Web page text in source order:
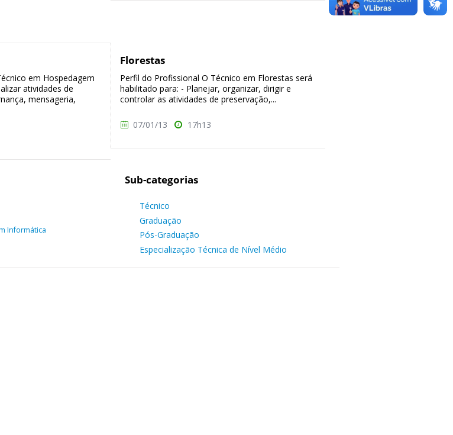
em Hospedagem
atividades de
mensageria,
Florestas
Perfil do Profissional O Técnico em Florestas será
habilitado para: - Planejar, organizar, dirigir e
controlar as atividades de preservação,...
07/01/13 17h13
Informática
Sub-categorias
Técnico
Graduação
Pós-Graduação
Especialização Técnica de Nível Médio